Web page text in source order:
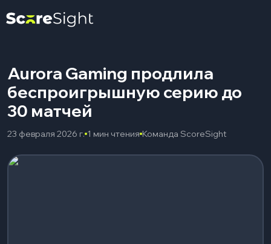
Aurora Gaming продлила
беспроигрышную серию до
30 матчей
23 февраля 2026 г. 1 мин чтения Команда ScoreSight